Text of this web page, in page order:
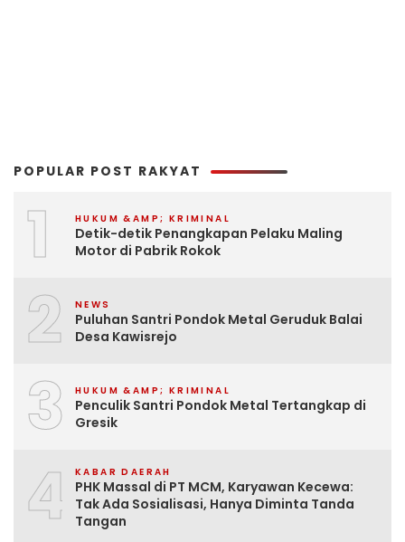
POPULAR POST RAKYAT
1 HUKUM &AMP; KRIMINAL
Detik-detik Penangkapan Pelaku Maling
Motor di Pabrik Rokok
2 NEWS
Puluhan Santri Pondok Metal Geruduk Balai
Desa Kawisrejo
3 HUKUM &AMP; KRIMINAL
Penculik Santri Pondok Metal Tertangkap di
Gresik
4 KABAR DAERAH
PHK Massal di PT MCM, Karyawan Kecewa:
Tak Ada Sosialisasi, Hanya Diminta Tanda
Tangan